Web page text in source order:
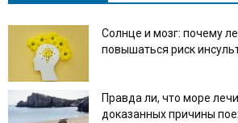
Солнце и мозг: почему
повышаться риск
Правда ли, что море
доказанных причины